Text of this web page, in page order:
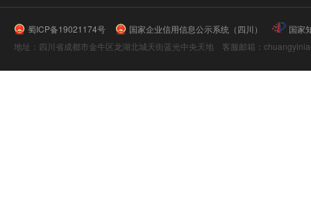
蜀ICP备19021174号 国家企业信用信息公示系统（四川）
国家
地址：四川省成都市金牛区龙湖北城天街蓝光中央天地 客服邮箱：